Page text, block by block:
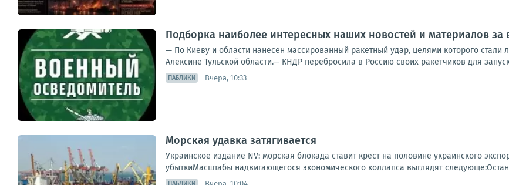
Подборка наиболее интересных наших новостей и материалов
— По Киеву и области нанесен массированный ракетный удар, целями которого стали
Алексине Тульской области.— КНДР перебросила в Россию своих ракетчиков для
ПАБЛИКИ Вчера, 10:33
Морская удавка затягивается
Украинское издание NV: морская блокада ставит крест на половине украинского
убыткиМасштабы надвигающегося экономического коллапса выглядят
Вчера, 10:04